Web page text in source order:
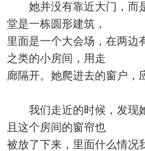
她并没有靠近大门，而
堂是一栋圆形建筑，
里面是一个大会场，在两边
之类的小房间，用走
廊隔开。她爬进去的窗户，
我们走近的时候，发现
且这个房间的窗帘也
被放了下来，里面什么情况